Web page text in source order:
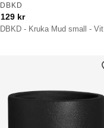
DBKD - Kruka Mud small - Vit
DBKD
129 kr